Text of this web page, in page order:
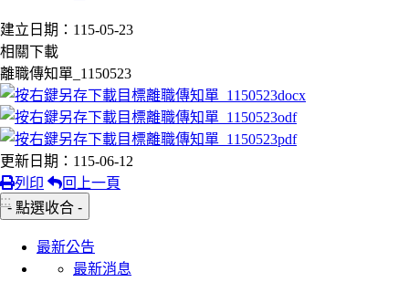
建立日期：115-05-23
相關下載
離職傳知單_1150523
更新日期：115-06-12
列印
回上一頁
:::- 點選收合 -
最新公告
最新消息